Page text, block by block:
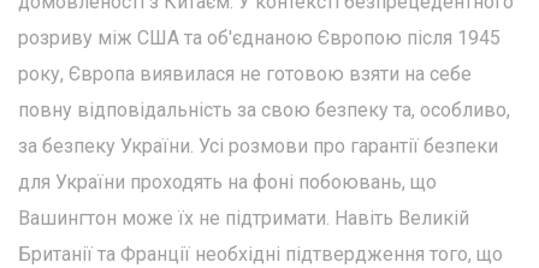
розриву між США та об'єднаною Європою після 1945
року, Європа виявилася не готовою взяти на себе
повну відповідальність за свою безпеку та, особливо,
за безпеку України. Усі розмови про гарантії безпеки
для України проходять на фоні побоювань, що
Вашингтон може їх не підтримати. Навіть Великій
Британії та Франції необхідні підтвердження того, що